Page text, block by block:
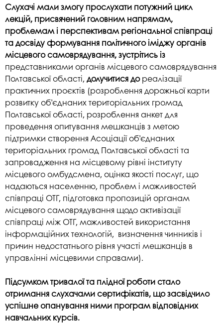
Слухачі мали змогу прослухати потужний цикл
лекцій, присвячений головним напрямам,
проблемам і перспективам регіональної співпраці
та досвіду формування політичного іміджу органів
місцевого самоврядування, зустрітись із
представниками органів місцевого самоврядування
Полтавської області, долучитися дореалізації
практичних проєктів (розроблення дорожньої карти
розвитку об’єднаних територіальних громад
Полтавської області, розроблення анкет для
проведення опитування мешканців з метою
підтримки створення Асоціації об’єднаних
територіальних громад Полтавської області та
запровадження на місцевому рівні інституту
місцевого омбудсмена, оцінка якості послуг, що
надаються населенню, проблем і можливостей
співпраці ОТГ, підготовка пропозицій органам
місцевого самоврядування щодо активізації
співпраці між ОТГ, можливостей використання
інформаційних технологій, визначення чинників і
причин недостатнього рівня участі мешканців в
управлінні місцевими справами).
Підсумком тривалої та плідної роботи стало
отримання слухачами сертифікатів, що засвідчило
успішне опанування ними програм відповідних
навчальних курсів.